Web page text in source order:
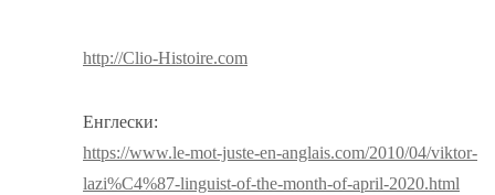
http://Clio-Histoire.com
Енглески:
https://www.le-mot-juste-en-anglais.com/2010/04/viktor-
lazi%C4%87-linguist-of-the-month-of-april-2020.html